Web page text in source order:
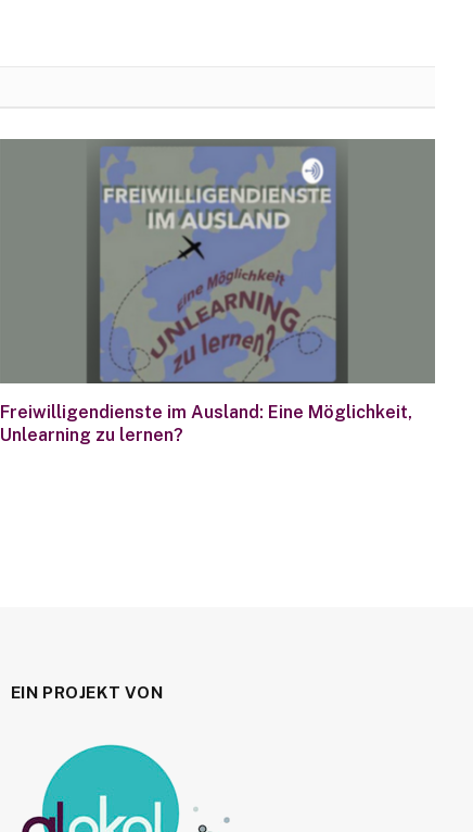
Freiwilligendienste im Ausland: Eine Möglichkeit,
Unlearning zu lernen?
EIN PROJEKT VON